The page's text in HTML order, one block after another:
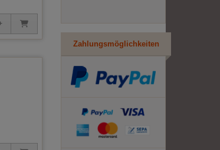
Zahlungsmöglichkeiten